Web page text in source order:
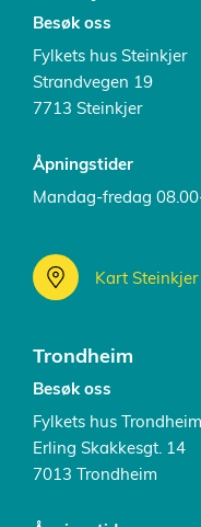
Besøk oss
Fylkets hus Steinkjer
Strandvegen 19
7713 Steinkjer
Åpningstider
Mandag-fredag
Kart Steinkjer
Trondheim
Besøk oss
Fylkets hus Trondheim
Erling Skakkesgt. 14
7013 Trondheim